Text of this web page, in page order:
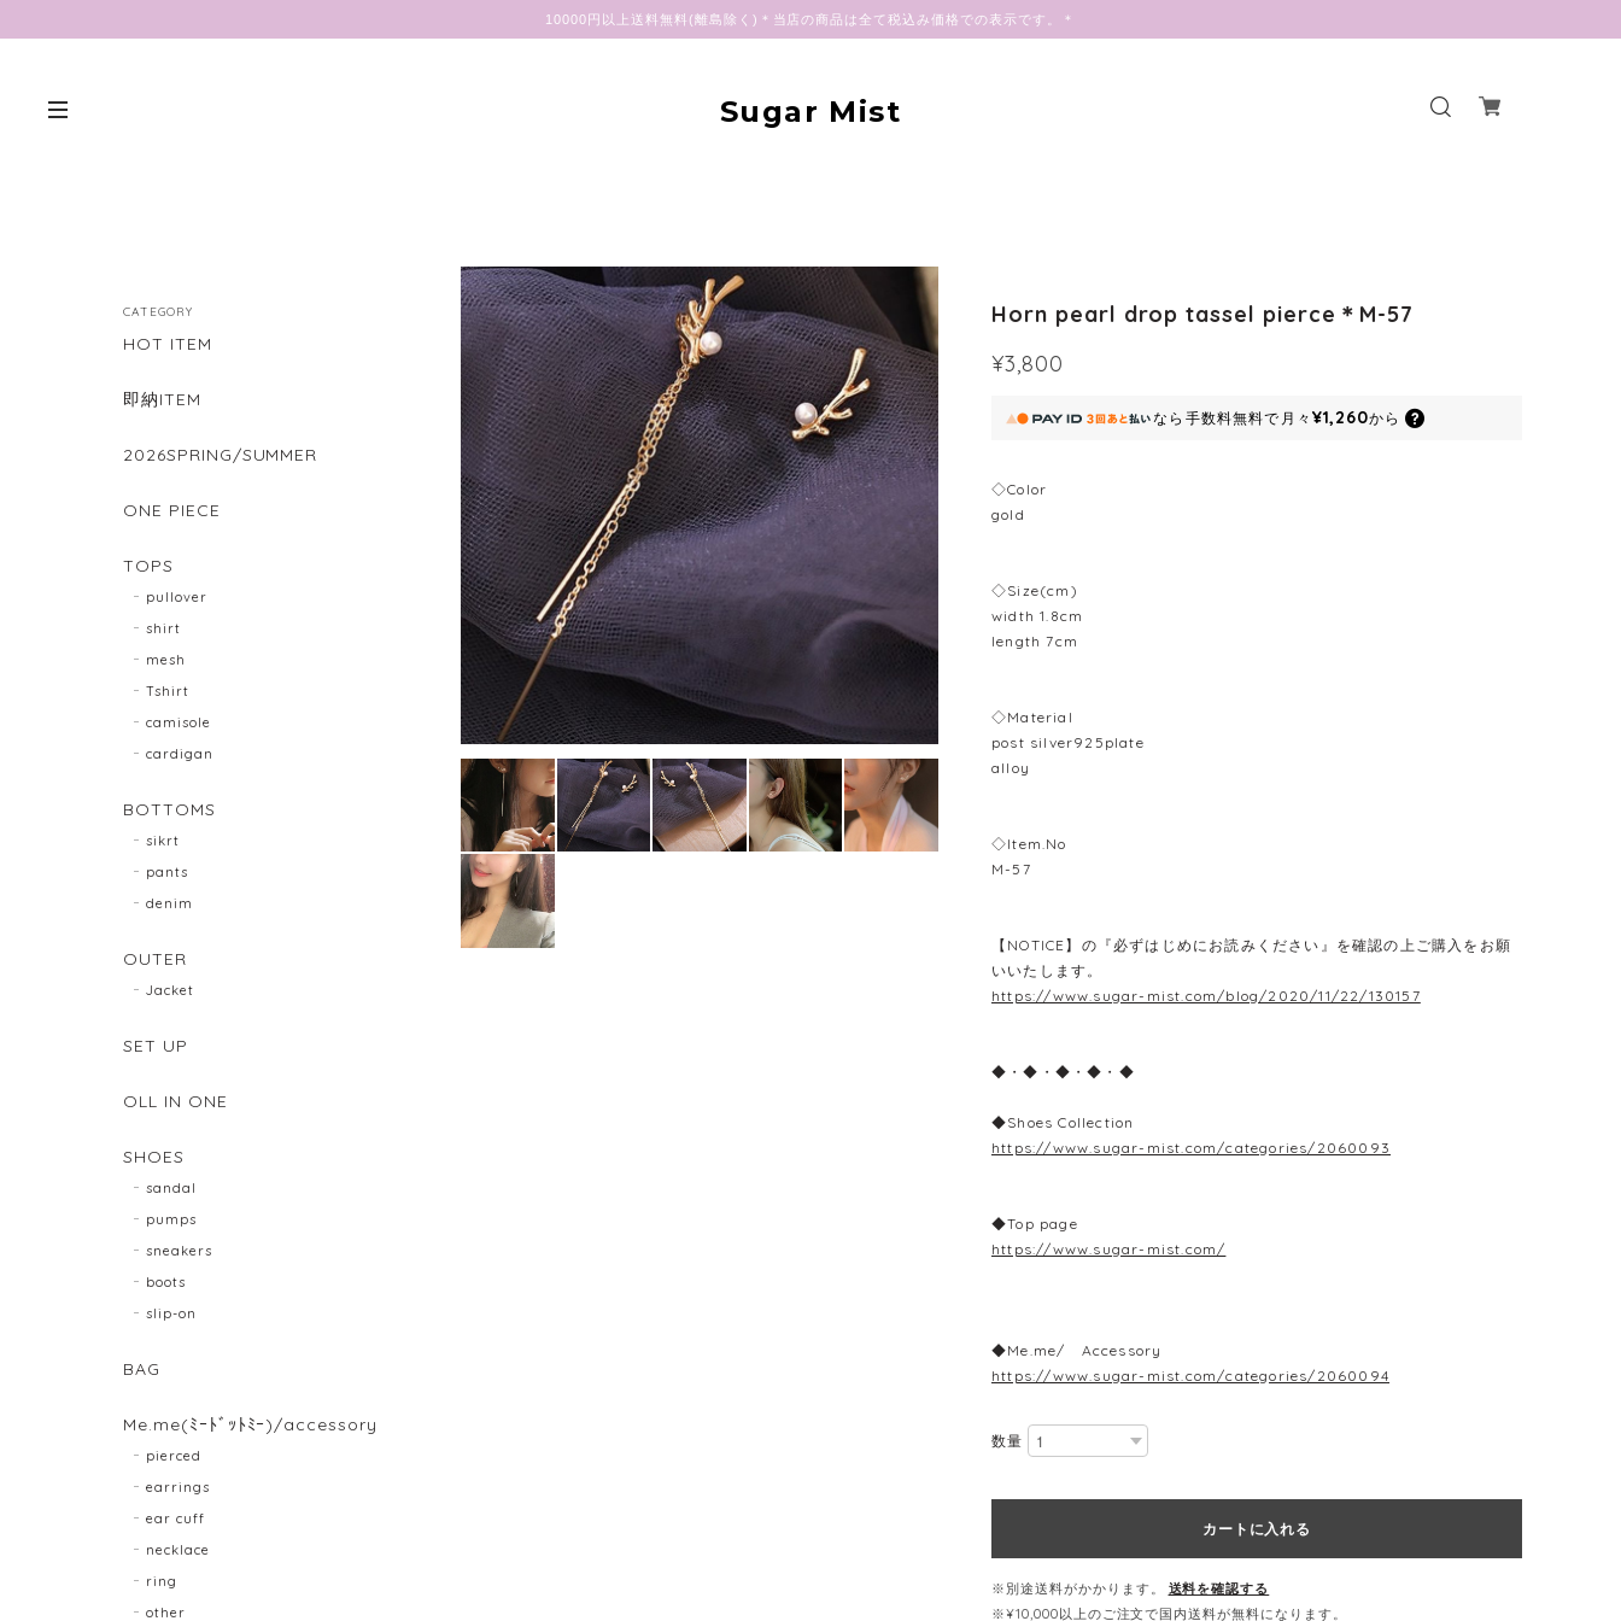
10000円以上送料無料(離島除く)＊当店の商品は全て税込み価格での表示です。＊
Sugar Mist
Horn pearl drop tassel pierce＊M-57
¥3,800
なら 手数料無料で 月々 ¥1,260から
◇Color
gold
◇Size(cm)
width 1.8cm
length 7cm
◇Material
post silver925plate
alloy
◇Item.No
M-57
【NOTICE】の『必ずはじめにお読みください』を確認の上ご購入をお願
いいたします。
https://www.sugar-mist.com/blog/2020/11/22/130157
◆・◆・◆・◆・◆
◆Shoes Collection
https://www.sugar-mist.com/categories/2060093
◆Top page
https://www.sugar-mist.com/
◆Me.me/ Accessory
https://www.sugar-mist.com/categories/2060094
数量
カートに入れる
※別途送料がかかります。
送料を確認する
※¥10,000以上のご注文で国内送料が無料になります。
CATEGORY
HOT ITEM
即納ITEM
2026SPRING/SUMMER
ONE PIECE
TOPS
pullover
shirt
mesh
Tshirt
camisole
cardigan
BOTTOMS
sikrt
pants
denim
OUTER
Jacket
SET UP
OLL IN ONE
SHOES
sandal
pumps
sneakers
boots
slip-on
BAG
Me.me(ﾐｰﾄﾞｯﾄﾐｰ)/accessory
pierced
earrings
ear cuff
necklace
ring
other